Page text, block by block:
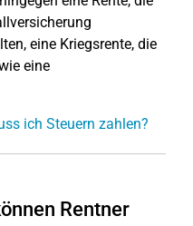
eine Kriegsrente, die
eine
ich Steuern zahlen?
Rentner